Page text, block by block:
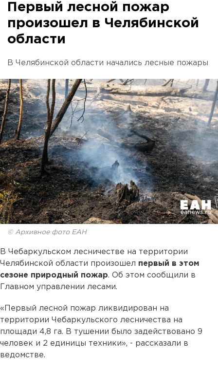
Первый лесной пожар
произошел в Челябинской
области
В Челябинской области начались лесные пожары
© Архивное фото ЕАН
В Чебаркульском лесничестве на территории
Челябинской области произошел первый в этом
сезоне природный пожар. Об этом сообщили в
Главном управлении лесами.
«Первый лесной пожар ликвидирован на
территории Чебаркульского лесничества на
площади 4,8 га. В тушении было задействовано 9
человек и 2 единицы техники», - рассказали в
ведомстве.